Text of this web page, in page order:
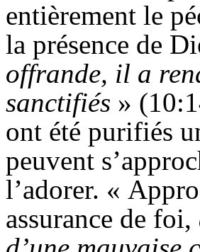
entièrement le
la présence de
offrande, il a
sanctifiés »
ont été purifiés
peuvent
l’adorer. «
assurance de foi,